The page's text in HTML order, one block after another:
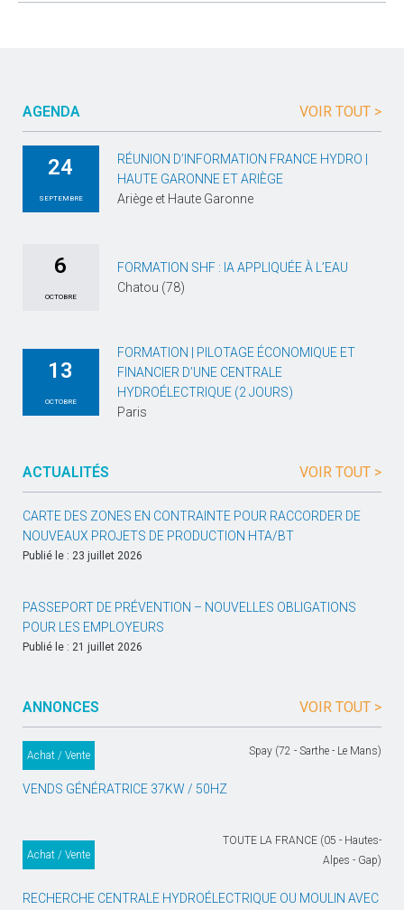
AGENDA VOIR TOUT >
24
SEPTEMBRE
RÉUNION D’INFORMATION FRANCE HYDRO |
HAUTE GARONNE ET ARIÈGE
Ariège et Haute Garonne
6
OCTOBRE
FORMATION SHF : IA APPLIQUÉE À L’EAU
Chatou (78)
13
OCTOBRE
FORMATION | PILOTAGE ÉCONOMIQUE ET
FINANCIER D’UNE CENTRALE
HYDROÉLECTRIQUE (2 JOURS)
Paris
ACTUALITÉS VOIR TOUT >
CARTE DES ZONES EN CONTRAINTE POUR RACCORDER DE
NOUVEAUX PROJETS DE PRODUCTION HTA/BT
Publié le : 23 juillet 2026
PASSEPORT DE PRÉVENTION – NOUVELLES OBLIGATIONS
POUR LES EMPLOYEURS
Publié le : 21 juillet 2026
ANNONCES VOIR TOUT >
Achat / Vente Spay (72 - Sarthe - Le Mans)
VENDS GÉNÉRATRICE 37KW / 50HZ
Achat / Vente
TOUTE LA FRANCE (05 - Hautes-
Alpes - Gap)
RECHERCHE CENTRALE HYDROÉLECTRIQUE OU MOULIN AVEC